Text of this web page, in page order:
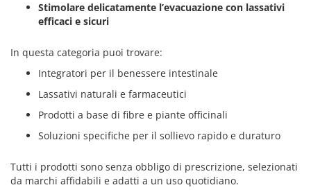
Stimolare delicatamente l’evacuazione con lassativi
efficaci e sicuri
In questa categoria puoi trovare:
Integratori per il benessere intestinale
Lassativi naturali e farmaceutici
Prodotti a base di fibre e piante officinali
Soluzioni specifiche per il sollievo rapido e duraturo
Tutti i prodotti sono senza obbligo di prescrizione, selezionati
da marchi affidabili e adatti a un uso quotidiano.